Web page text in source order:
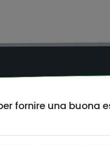
fornire una buona